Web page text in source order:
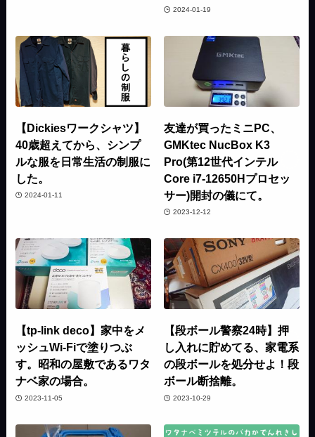
2024-01-19
【Dickiesワークシャツ】
40歳超えてから、シンプ
ルな服を日常生活の制服に
した。
2024-01-11
友達が買ったミニPC、
GMKtec NucBox K3
Pro(第12世代インテル
Core i7-12650Hプロセッ
サー)開封の儀にて。
2023-12-12
【tp-link deco】家中をメ
ッシュWi-Fiで塗りつぶ
す。昭和の屋敷であるワタ
ナベ家の場合。
2023-11-05
【段ボール警察24時】押
し入れに貯めてる、家電系
の段ボールを処分せよ！段
ボール断捨離。
2023-10-29